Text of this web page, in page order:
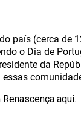
país (cerca de
o Dia de
da
aqui.